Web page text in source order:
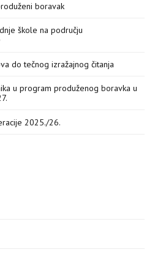
boravak
škole na području
do tečnog izražajnog čitanja
u program produženog boravka u
2025./26.